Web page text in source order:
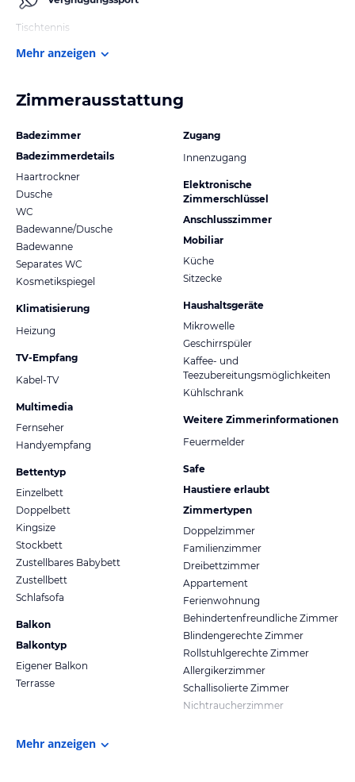
Tischtennis
Mehr anzeigen
Zimmerausstattung
Badezimmer
Badezimmerdetails
Haartrockner
Dusche
WC
Badewanne/Dusche
Badewanne
Separates WC
Kosmetikspiegel
Klimatisierung
Heizung
TV-Empfang
Kabel-TV
Multimedia
Fernseher
Handyempfang
Bettentyp
Einzelbett
Doppelbett
Kingsize
Stockbett
Zustellbares Babybett
Zustellbett
Schlafsofa
Balkon
Balkontyp
Eigener Balkon
Terrasse
Zugang
Innenzugang
Elektronische
Zimmerschlüssel
Anschlusszimmer
Mobiliar
Küche
Sitzecke
Haushaltsgeräte
Mikrowelle
Geschirrspüler
Kaffee- und
Teezubereitungsmöglichkeiten
Kühlschrank
Weitere Zimmerinformationen
Feuermelder
Safe
Haustiere erlaubt
Zimmertypen
Doppelzimmer
Familienzimmer
Dreibettzimmer
Appartement
Ferienwohnung
Behindertenfreundliche Zimmer
Blindengerechte Zimmer
Rollstuhlgerechte Zimmer
Allergikerzimmer
Schallisolierte Zimmer
Nichtraucherzimmer
Mehr anzeigen